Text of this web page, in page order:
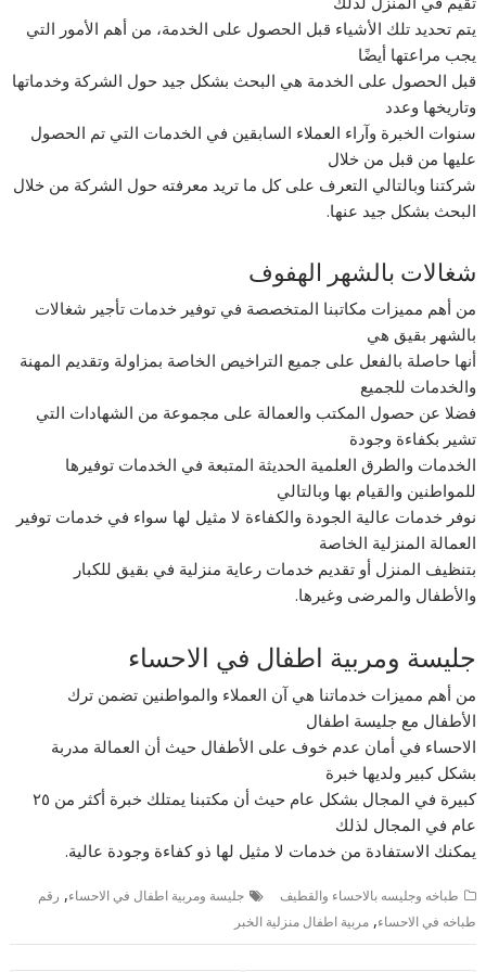
يتم تحديد تلك الأشياء قبل الحصول على الخدمة، من أهم الأمور التي
يجب مراعتها أيضًا
قبل الحصول على الخدمة هي البحث بشكل جيد حول الشركة وخدماتها
وتاريخها وعدد
سنوات الخبرة وآراء العملاء السابقين في الخدمات التي تم الحصول
عليها من قبل من خلال
شركتنا وبالتالي التعرف على كل ما تريد معرفته حول الشركة من خلال
البحث بشكل جيد عنها.
شغالات بالشهر الهفوف
من أهم مميزات مكاتبنا المتخصصة في توفير خدمات تأجير شغالات
بالشهر بقيق هي
أنها حاصلة بالفعل على جميع التراخيص الخاصة بمزاولة وتقديم المهنة
والخدمات للجميع
فضلا عن حصول المكتب والعمالة على مجموعة من الشهادات التي
تشير بكفاءة وجودة
الخدمات والطرق العلمية الحديثة المتبعة في الخدمات توفيرها
للمواطنين والقيام بها وبالتالي
نوفر خدمات عالية الجودة والكفاءة لا مثيل لها سواء في خدمات توفير
العمالة المنزلية الخاصة
بتنظيف المنزل أو تقديم خدمات رعاية منزلية في بقيق للكبار
والأطفال والمرضى وغيرها.
جليسة ومربية اطفال في الاحساء
من أهم مميزات خدماتنا هي آن العملاء والمواطنين تضمن ترك
الأطفال مع جليسة اطفال
الاحساء في أمان عدم خوف على الأطفال حيث أن العمالة مدربة
بشكل كبير ولديها خبرة
كبيرة في المجال بشكل عام حيث أن مكتبنا يمتلك خبرة أكثر من ٢٥
عام في المجال لذلك
يمكنك الاستفادة من خدمات لا مثيل لها ذو كفاءة وجودة عالية.
طباخه وجليسه بالاحساء والقطيف جليسة ومربية اطفال في الاحساء, رقم
طباخه في الاحساء,مربية اطفال منزلية الخبر